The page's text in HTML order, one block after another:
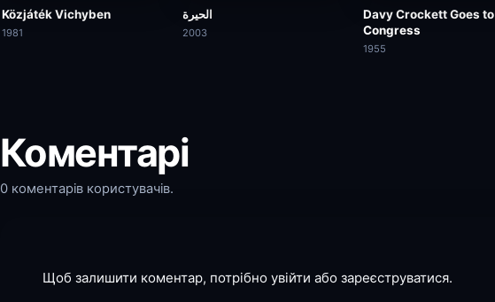
Közjáték Vichyben
1981
الحيرة
2003
Davy Crockett Goes to
Congress
1955
Коментарі
0 коментарів користувачів.
Щоб залишити коментар, потрібно увійти або зареєструватися.